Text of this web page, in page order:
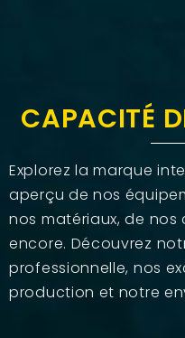
CAPACITÉ
Explorez la marque
aperçu de nos
nos matériaux, de
encore. Découvrez
professionnelle, nos
production et notre